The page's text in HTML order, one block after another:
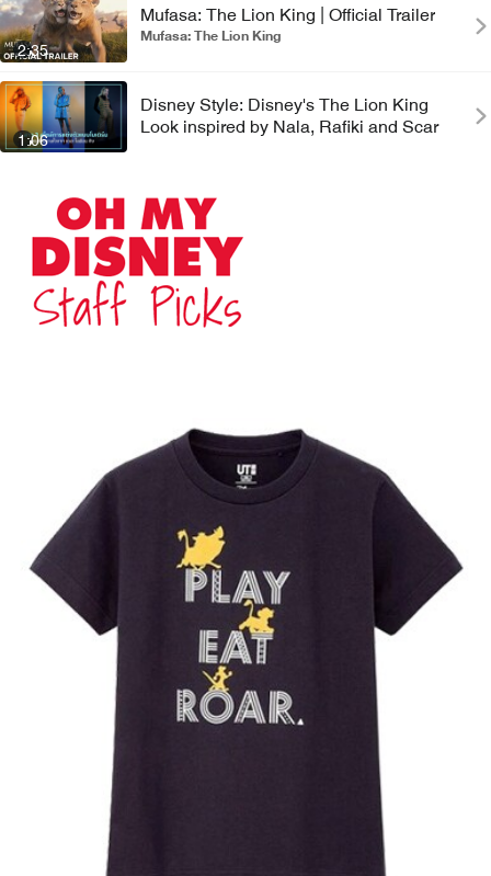
2:35
Mufasa: The Lion King | Official Trailer
Mufasa: The Lion King
1:06
Disney Style: Disney's The Lion King
Look inspired by Nala, Rafiki and Scar